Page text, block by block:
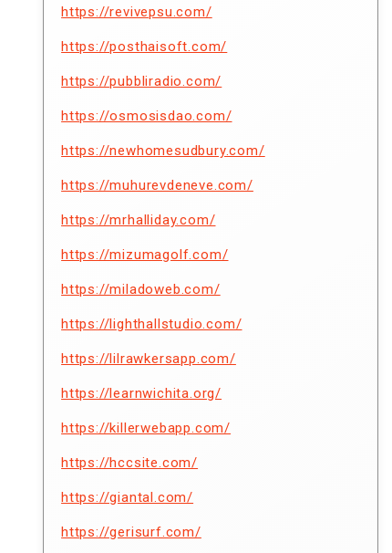
https://revivepsu.com/
https://posthaisoft.com/
https://pubbliradio.com/
https://osmosisdao.com/
https://newhomesudbury.com/
https://muhurevdeneve.com/
https://mrhalliday.com/
https://mizumagolf.com/
https://miladoweb.com/
https://lighthallstudio.com/
https://lilrawkersapp.com/
https://learnwichita.org/
https://killerwebapp.com/
https://hccsite.com/
https://giantal.com/
https://gerisurf.com/